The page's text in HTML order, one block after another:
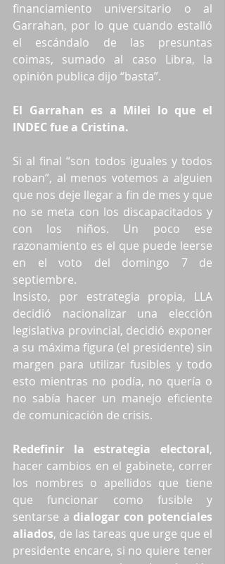
financiamiento universitario o al
Garrahan, por lo que cuando estalló
el escándalo de las presuntas
coimas, sumado al caso Libra, la
opinión publica dijo “basta”.
El Garrahan es a Milei lo que el
INDEC fue a Cristina.
Si al final “son todos iguales y todos
roban”, al menos votemos a alguien
que nos deje llegar a fin de mes y que
no se meta con los discapacitados y
con los niños. Un poco ese
razonamiento es el que puede leerse
en el voto del domingo 7 de
septiembre.
Insisto, por estrategia propia, LLA
decidió nacionalizar una elección
legislativa provincial, decidió exponer
a su máxima figura (el presidente) sin
margen para utilizar fusibles y todo
esto mientras no podía, no quería o
no sabía hacer un manejo eficiente
de comunicación de crisis.
Redefinir la estrategia electoral,
hacer cambios en el gabinete, correr
los nombres o apellidos que tiene
que funcionar como fusible y
sentarse a dialogar con potenciales
aliados, de las tareas que urge que el
presidente encare, si no quiere tener